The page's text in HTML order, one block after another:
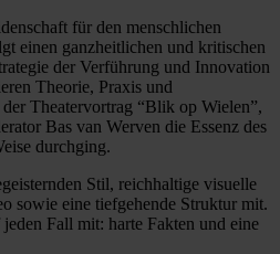
für den menschlichen
einen ganzheitlichen und kritischen
der Verführung und Innovation
Theorie, Praxis und
Theatervortrag “Blik op Wielen”,
Bas van Werven die Essenz des
durchging.
Stil, reichhaltige visuelle
sowie eine tiefgehende Struktur mit.
Fall mit: harte Fakten und eine